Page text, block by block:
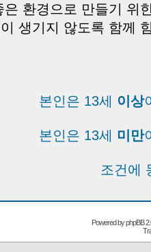
은 환경으로 만들기 위
생기지 않도록 함께
본인은 13세 이상
본인은 13세 미만
조건에
Powered byphpBB